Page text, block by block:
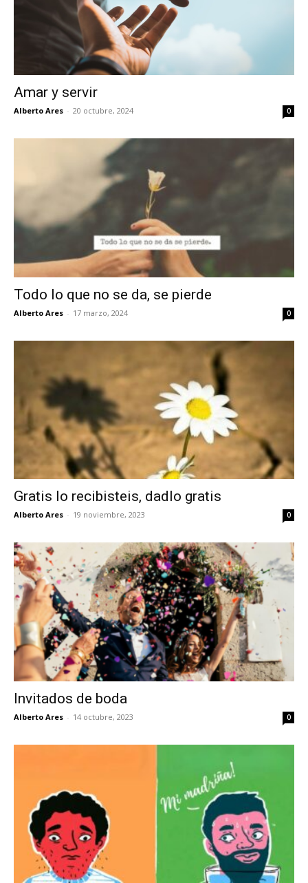
Amar y servir
Alberto Ares - 20 octubre, 2024 0
Todo lo que no se da, se pierde
Alberto Ares - 17 marzo, 2024 0
Gratis lo recibisteis, dadlo gratis
Alberto Ares - 19 noviembre, 2023 0
Invitados de boda
Alberto Ares - 14 octubre, 2023 0